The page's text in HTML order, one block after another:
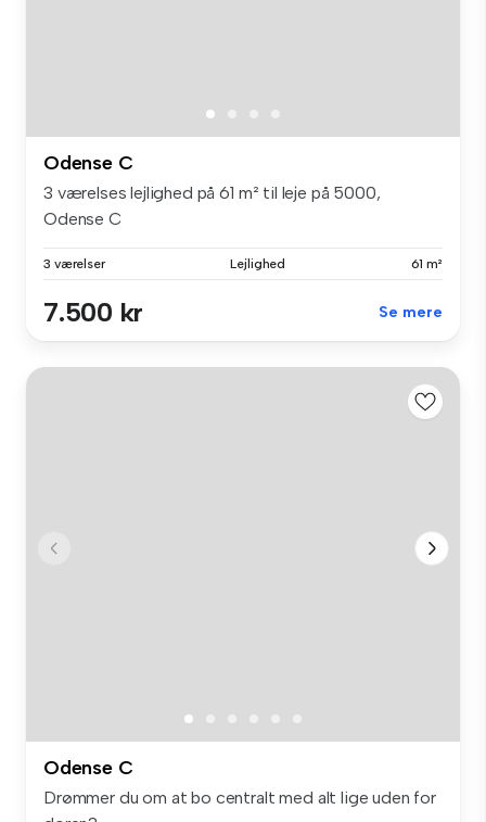
Odense C
3 værelses lejlighed på 61 m² til leje på 5000,
Odense C
3 værelser Lejlighed 61 m²
7.500 kr Se mere
Odense C
Drømmer du om at bo centralt med alt lige uden for